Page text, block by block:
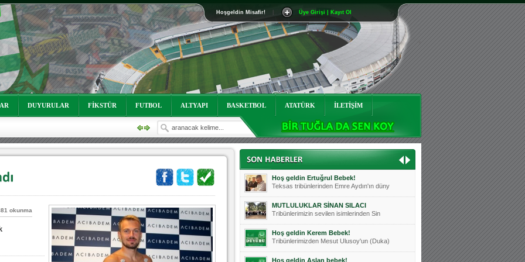
Hoşgeldin Misafir! Üye Girişi | Kayıt Ol
DUYURULAR FİKSTÜR FUTBOL ALTYAPI BASKETBOL ATATÜRK İLETİŞİM
okunma
Mutluluklar Ceyhun Tetik
Teksas tribünlerinin sevilen isimlerinde
Bursasporumuzun önü açılsın is
Teksaslı Bursasporlular Derneği Başkanı
Hoş geldin Alaz Bebek!
Teksas.org sistem yöneticisi, ekibimizin
Hoş geldin Göktuğ Bebek!
Teksas.org ekibimizden ve tribünlerimizi
Hoş geldin Kadir Kağan Bebek!
Teksas tribünlerinden Basri İleri'nin dü
Hoş geldin Ertuğrul Bebek!
Teksas tribünlerinden Emre Aydın'ın düny
MUTLULUKLAR SİNAN SILACI
Tribünlerimizin sevilen isimlerinden Sin
Hoş geldin Kerem Bebek!
Tribünlerimizden Mesut Ulusoy'un (Duka)
Hoş geldin Aslan bebek!